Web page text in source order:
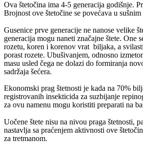
Ova štetočina ima 4-5 generacija godišnje.
Brojnost ove štetočine se povećava u
Gusenice prve generacije ne nanose velike
generacija mogu naneti značajne štete. One
rozetu, koren i korenov vrat biljaka, a
porast rozete. Ubušivanjem, odnosno
masu usled čega ne dolazi do formiranja
sadržaja šećera.
Ekonomski prag štetnosti je kada na 70%
registrovanih insekticida za suzbijanje
za ovu namenu mogu koristiti preparati na
Uočene štete nisu na nivou praga štetnosti,
nastavlja sa praćenjem aktivnosti ove
za tretmanom.